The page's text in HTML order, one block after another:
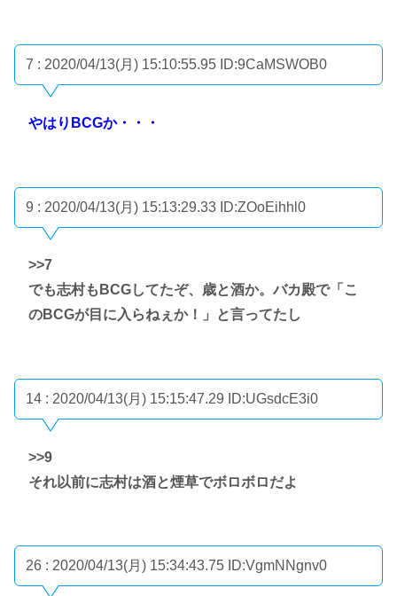
7 : 2020/04/13(月) 15:10:55.95 ID:9CaMSWOB0
やはりBCGか・・・
9 : 2020/04/13(月) 15:13:29.33 ID:ZOoEihhl0
>>7
でも志村もBCGしてたぞ、歳と酒か。バカ殿で「こ
のBCGが目に入らねぇか！」と言ってたし
14 : 2020/04/13(月) 15:15:47.29 ID:UGsdcE3i0
>>9
それ以前に志村は酒と煙草でボロボロだよ
26 : 2020/04/13(月) 15:34:43.75 ID:VgmNNgnv0